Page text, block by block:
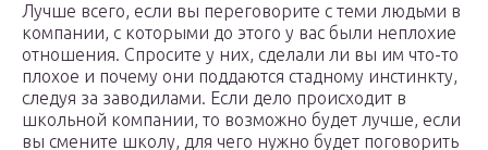
Лучше всего, если вы переговорите с теми людьми в
компании, с которыми до этого у вас были неплохие
отношения. Спросите у них, сделали ли вы им что-то
плохое и почему они поддаются стадному инстинкту,
следуя за заводилами. Если дело происходит в
школьной компании, то возможно будет лучше, если
вы смените школу, для чего нужно будет поговорить